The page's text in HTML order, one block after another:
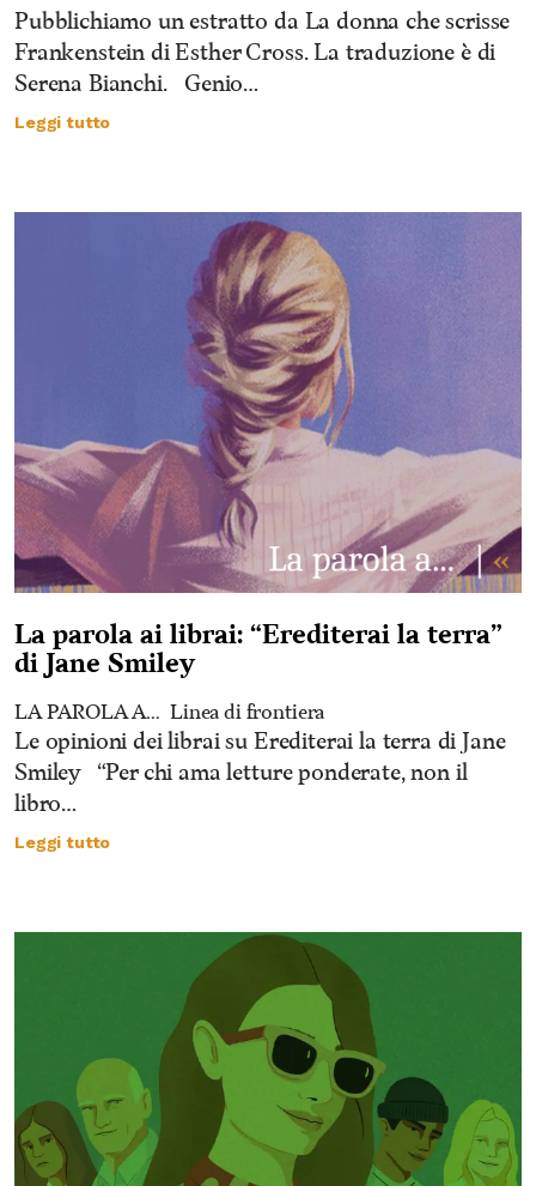
Pubblichiamo un estratto da La donna che scrisse
Frankenstein di Esther Cross. La traduzione è di
Serena Bianchi. Genio…
Leggi tutto
La parola ai librai: “Erediterai la terra”
di Jane Smiley
LA PAROLA A… Linea di frontiera
Le opinioni dei librai su Erediterai la terra di Jane
Smiley “Per chi ama letture ponderate, non il
libro…
Leggi tutto